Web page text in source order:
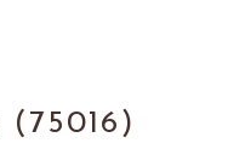
(75016)